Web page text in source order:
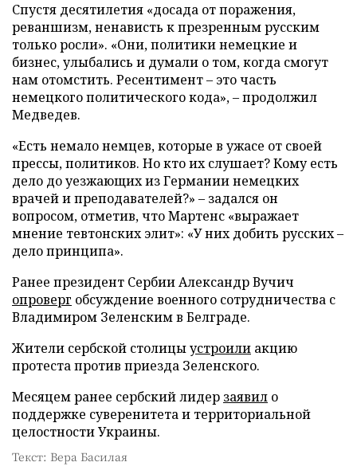
Спустя десятилетия «досада от поражения,
реваншизм, ненависть к презренным русским
только росли». «Они, политики немецкие и
бизнес, улыбались и думали о том, когда смогут
нам отомстить. Ресентимент – это часть
немецкого политического кода», – продолжил
Медведев.
«Есть немало немцев, которые в ужасе от своей
прессы, политиков. Но кто их слушает? Кому есть
дело до уезжающих из Германии немецких
врачей и преподавателей?» – задался он
вопросом, отметив, что Мартенс «выражает
мнение тевтонских элит»: «У них добить русских –
дело принципа».
Ранее президент Сербии Александр Вучич
опроверг обсуждение военного сотрудничества с
Владимиром Зеленским в Белграде.
Жители сербской столицыустроили акцию
протеста против приезда Зеленского.
Месяцем ранее сербский лидер заявил о
поддержке суверенитета и территориальной
целостности Украины.
Текст: Вера Басилая